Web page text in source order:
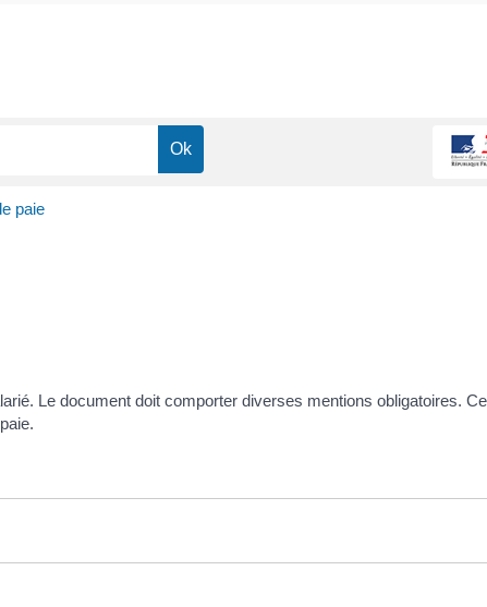
paie
Le document doit comporter diverses mentions obligatoires.